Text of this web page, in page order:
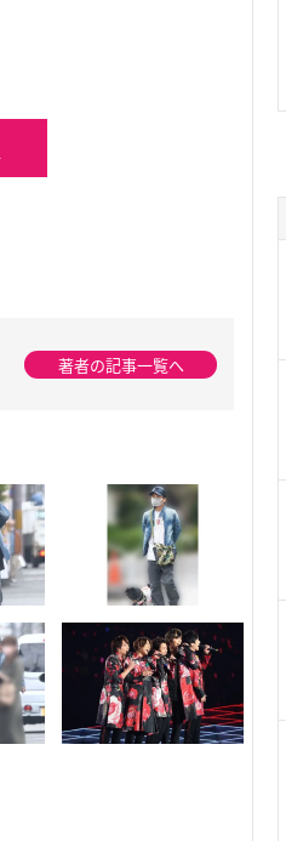
著者の記事一覧へ